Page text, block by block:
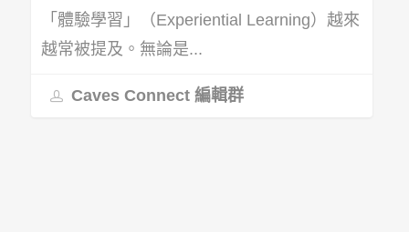
「體驗學習」（Experiential Learning）越來
越常被提及。無論是...
Caves Connect 編輯群